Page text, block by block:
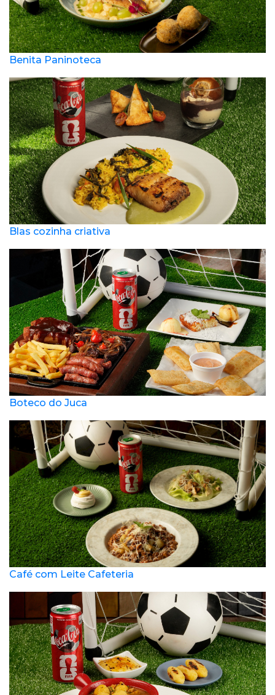
Benita Paninoteca
Blas cozinha criativa
Boteco do Juca
Café com Leite Cafeteria